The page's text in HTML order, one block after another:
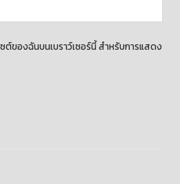
ต์ของฉันบนเบราว์เซอร์นี้ สำหรับการแสดง